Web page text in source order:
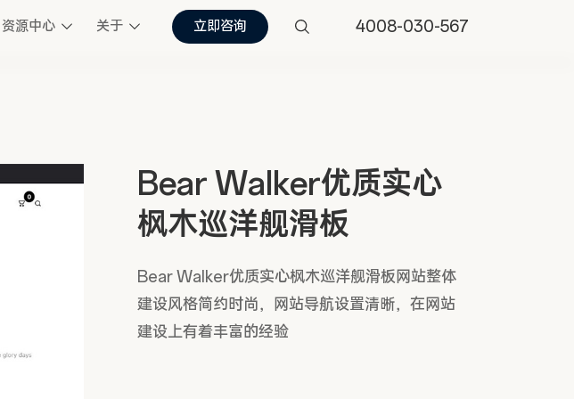
资源中心 关于 立即咨询 4008-030-567
Bear Walker优质实心
枫木巡洋舰滑板
Bear Walker优质实心枫木巡洋舰滑板网站整体
建设风格简约时尚，网站导航设置清晰，在网站
建设上有着丰富的经验